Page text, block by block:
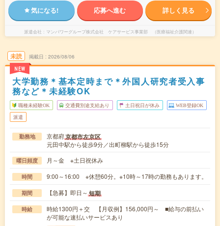
気になる! 応募へ進む 詳しく見る
派遣会社 マンパワーグループ株式会社 ケアサービス事業部 （医療福祉介護関連）
未読
NEW
掲載日 2026/08/06
大学勤務＊基本定時まで＊外国人研究者受入事
務など＊未経験OK
職種未経験OK 交通費別途支給あり 土日祝日が休み WEB登録OK
派遣
勤務地 京都府京都市左京区
元田中駅から徒歩9分／出町柳駅から徒歩15分
曜日頻度 月～金 ※土日祝休み
時間 9:00～16:00 ※休憩60分。※10時～17時の勤務もあります。
期間 【急募】即日～ 短期
時給
時給1300円＋交 【月収例】156,000円～ ■給与の前払い
が可能な速払いサービスあり